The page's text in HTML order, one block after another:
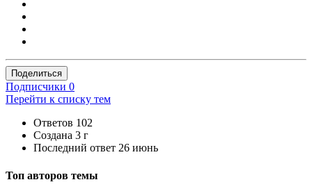
Поделиться
Подписчики 0
Перейти к списку тем
Ответов 102
Создана 3 г
Последний ответ 26 июнь
Топ авторов темы